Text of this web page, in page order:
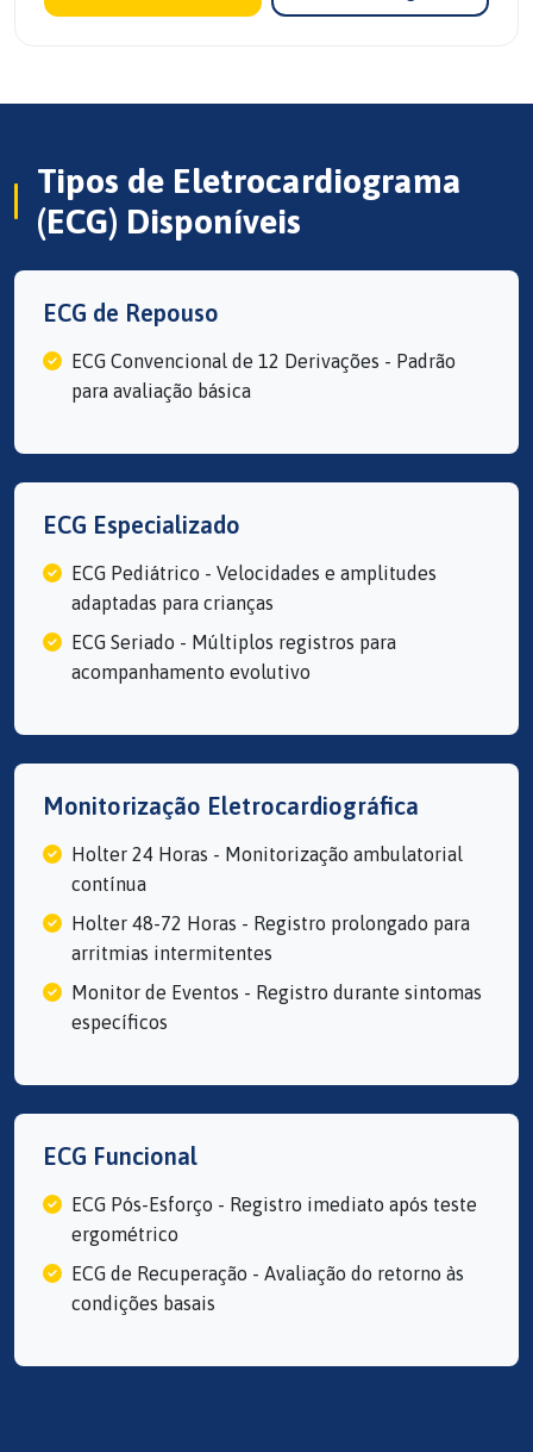
Tipos de Eletrocardiograma
(ECG) Disponíveis
ECG de Repouso
ECG Convencional de 12 Derivações - Padrão
para avaliação básica
ECG Especializado
ECG Pediátrico - Velocidades e amplitudes
adaptadas para crianças
ECG Seriado - Múltiplos registros para
acompanhamento evolutivo
Monitorização Eletrocardiográfica
Holter 24 Horas - Monitorização ambulatorial
contínua
Holter 48-72 Horas - Registro prolongado para
arritmias intermitentes
Monitor de Eventos - Registro durante sintomas
específicos
ECG Funcional
ECG Pós-Esforço - Registro imediato após teste
ergométrico
ECG de Recuperação - Avaliação do retorno às
condições basais